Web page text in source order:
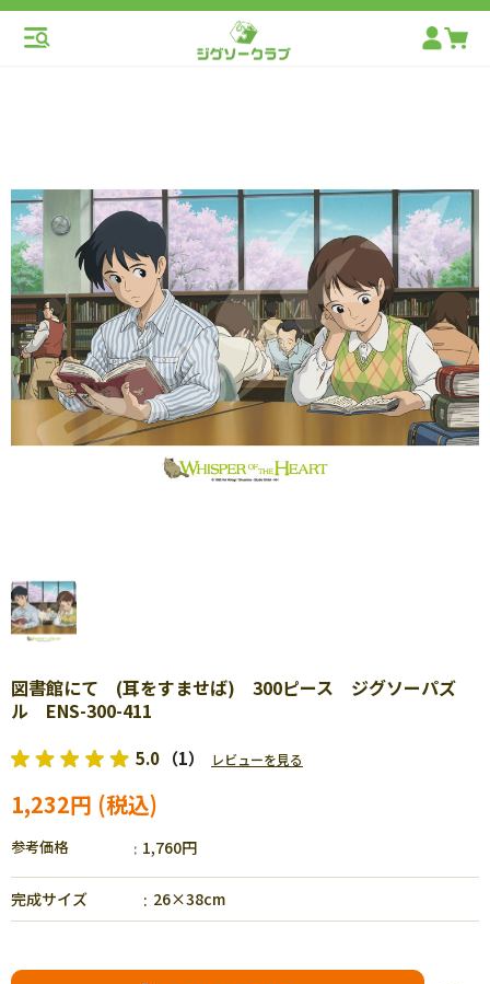
図書館にて (耳をすませば) 300ピース ジグソーパズ
ル ENS-300-411
5.0 （1） レビューを見る
1,232円
参考価格 1,760円
完成サイズ 26×38cm